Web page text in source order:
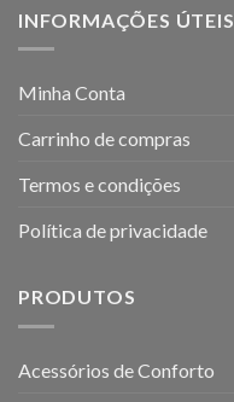
INFORMAÇÕES ÚTEIS
Minha Conta
Carrinho de compras
Termos e condições
Política de privacidade
PRODUTOS
Acessórios de Conforto